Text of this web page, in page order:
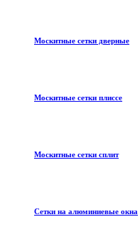
Москитные сетки дверные
Москитные сетки плиссе
Москитные сетки сплит
Сетки на алюминиевые окна